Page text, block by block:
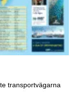
transportvägarna